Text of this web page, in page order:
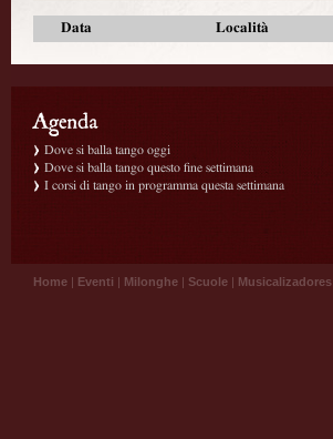
Data Località
Dove si balla tango oggi
Dove si balla tango questo fine settimana
I corsi di tango in programma questa settimana
Home | Eventi | Milonghe | Scuole | Musicalizadores